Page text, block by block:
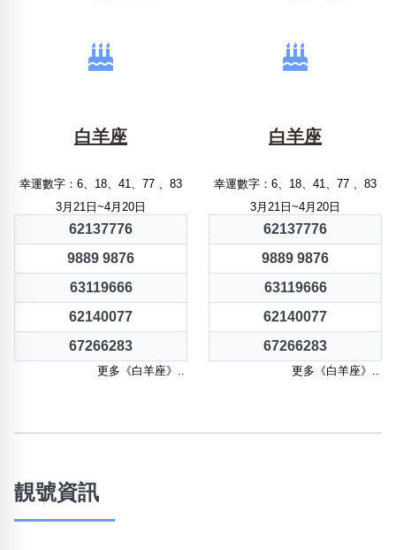
白羊座
幸運數字：6、18、41、77 、83
3月21日~4月20日
62137776
9889 9876
63119666
62140077
67266283
更多《白羊座》..
白羊座
幸運數字：6、18、41、77 、83
3月21日~4月20日
62137776
9889 9876
63119666
62140077
67266283
更多《白羊座》..
靚號資訊